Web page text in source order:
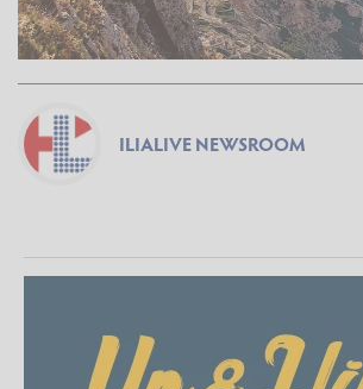
ILIALIVE NEWSROOM